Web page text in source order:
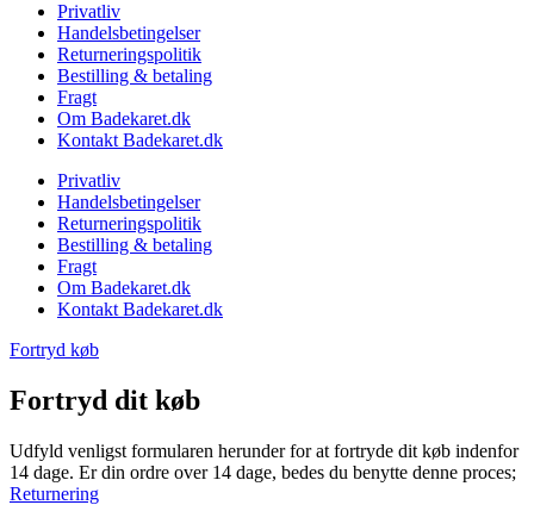
Privatliv
Handelsbetingelser
Returneringspolitik
Bestilling & betaling
Fragt
Om Badekaret.dk
Kontakt Badekaret.dk
Privatliv
Handelsbetingelser
Returneringspolitik
Bestilling & betaling
Fragt
Om Badekaret.dk
Kontakt Badekaret.dk
Fortryd køb
Fortryd dit køb
Udfyld venligst formularen herunder for at fortryde dit køb indenfor
14 dage. Er din ordre over 14 dage, bedes du benytte denne proces;
Returnering